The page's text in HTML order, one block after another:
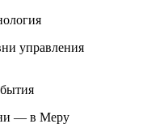
управления
— в Меру